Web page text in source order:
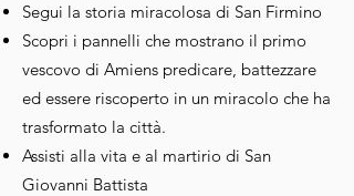
Segui la storia miracolosa di San Firmino
Scopri i pannelli che mostrano il primo
vescovo di Amiens predicare, battezzare
ed essere riscoperto in un miracolo che ha
trasformato la città.
Assisti alla vita e al martirio di San
Giovanni Battista